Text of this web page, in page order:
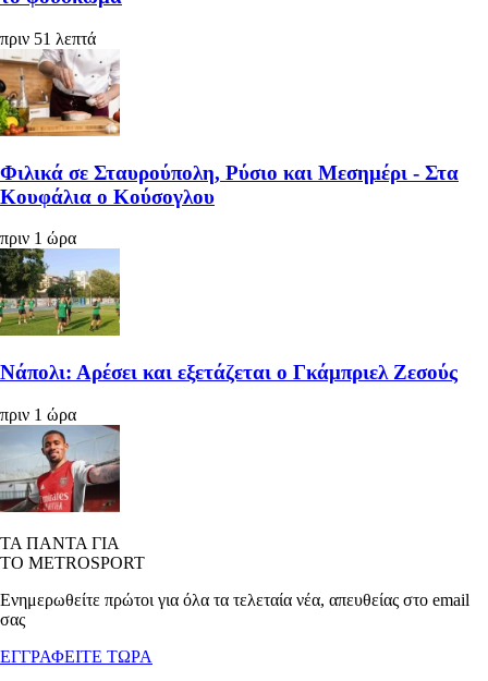
πριν 51 λεπτά
Φιλικά σε Σταυρούπολη, Ρύσιο και Μεσημέρι - Στα
Κουφάλια ο Κούσογλου
πριν 1 ώρα
Νάπολι: Αρέσει και εξετάζεται ο Γκάμπριελ Ζεσούς
πριν 1 ώρα
ΤΑ ΠΑΝΤΑ ΓΙΑ
ΤΟ METROSPORT
Ενημερωθείτε πρώτοι για όλα τα τελεταία νέα, απευθείας στο email
σας
ΕΓΓΡΑΦΕΙΤΕ ΤΩΡΑ